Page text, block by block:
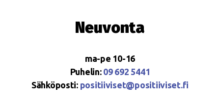
Neuvonta
ma-pe 10-16
Puhelin: 09 692 5441
Sähköposti: positiiviset@positiiviset.fi